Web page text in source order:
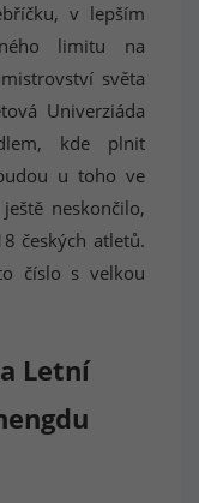
v lepším
limitu na
světa
Univerziáda
kde plnit
u toho ve
neskončilo,
českých atletů.
číslo s velkou
Letní